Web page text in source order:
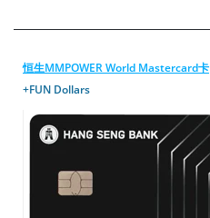
恒生MMPOWER World Mastercard卡
+FUN Dollars